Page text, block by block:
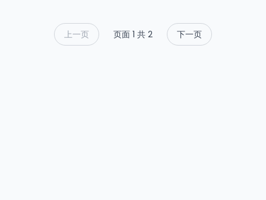
上一页 页面 1 共 2 下一页